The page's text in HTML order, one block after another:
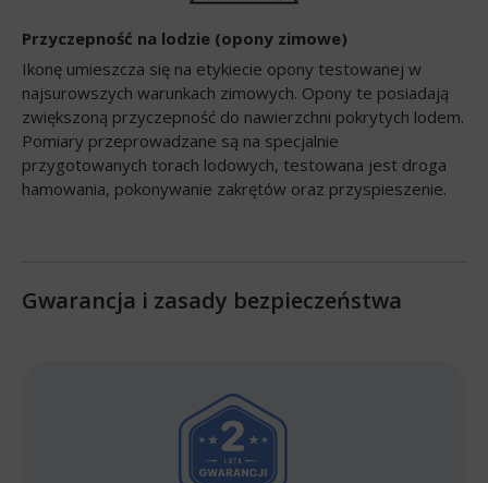
Przyczepność na lodzie (opony zimowe)
Ikonę umieszcza się na etykiecie opony testowanej w
najsurowszych warunkach zimowych. Opony te posiadają
zwiększoną przyczepność do nawierzchni pokrytych lodem.
Pomiary przeprowadzane są na specjalnie
przygotowanych torach lodowych, testowana jest droga
hamowania, pokonywanie zakrętów oraz przyspieszenie.
Gwarancja i zasady bezpieczeństwa